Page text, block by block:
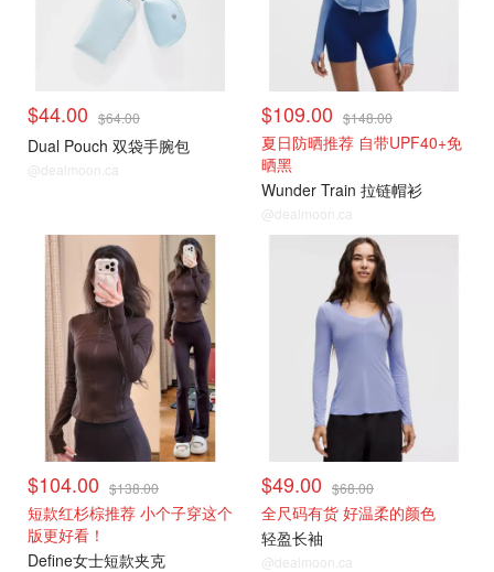
$44.00 $64.00
Dual Pouch 双袋手腕包
@dealmoon.ca
$109.00 $148.00
夏日防晒推荐 自带UPF40+免
晒黑
Wunder Train 拉链帽衫
@dealmoon.ca
$104.00 $138.00
短款红杉棕推荐 小个子穿这个
版更好看！
Define女士短款夹克
$49.00 $68.00
全尺码有货 好温柔的颜色
轻盈长袖
@dealmoon.ca